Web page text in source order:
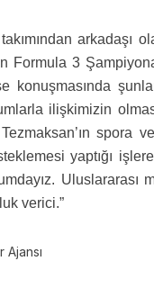
Formula 3
konuşmasında
ilişkimizin
spora
yaptığı
Uluslararası
verici.”